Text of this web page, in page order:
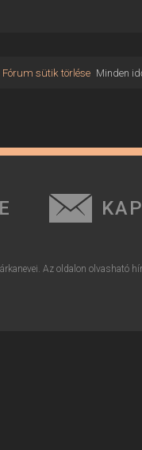
Minden
Fórum sütik törlése
Az oldalon olvasható